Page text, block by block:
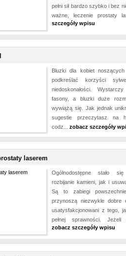
pełni sił bardzo szybko i bez
ważne, leczenie prostaty
szczegóły wpisu
Bluzki dla kobiet
podkreślać korzyści
niedoskonałości.
fasony, a bluzki duże
wywiążą się. Jak jednak
sugestie przeczytasz na
codz... zobacz szczegóły
laserem
Ogólnodostępne stało
rozbijanie kamieni, jak i
Są to zabiegi
przynoszą niezwykle dobre
usatysfakcjonowani z tego,
pełnej sprawności. Jeżeli
zobacz szczegóły wpisu